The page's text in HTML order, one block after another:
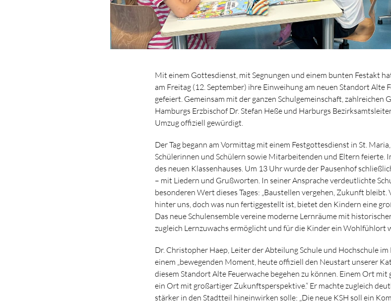
Mit einem Gottesdienst, mit Segnungen und einem bunten Festakt
am Freitag (12. September) ihre Einweihung am neuen Standort Alte
gefeiert. Gemeinsam mit der ganzen Schulgemeinschaft, zahlreichen
Hamburgs Erzbischof Dr. Stefan Heße und Harburgs
Umzug offiziell gewürdigt.
Der Tag begann am Vormittag mit einem Festgottesdienst in St.
Schülerinnen und Schülern sowie Mitarbeitenden und Eltern feierte.
des neuen Klassenhauses. Um 13 Uhr wurde der Pausenhof
– mit Liedern und Grußworten. In seiner Ansprache verdeutlichte
besonderen Wert dieses Tages: „Baustellen vergehen, Zukunft
hinter uns, doch was nun fertiggestellt ist, bietet den Kindern eine
Das neue Schulensemble vereine moderne Lernräume mit
zugleich Lernzuwachs ermöglicht und für die Kinder ein Wohlfühlort
Dr. Christopher Haep, Leiter der Abteilung Schule und Hochschule
einem „bewegenden Moment, heute offiziell den Neustart unserer
diesem Standort Alte Feuerwache begehen zu können. Einem Ort
ein Ort mit großartiger Zukunftsperspektive.“ Er machte zugleich
stärker in den Stadtteil hineinwirken solle: „Die neue KSH soll ein